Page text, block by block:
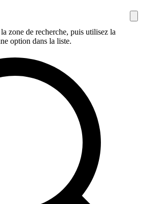
zone de recherche, puis utilisez la
option dans la liste.